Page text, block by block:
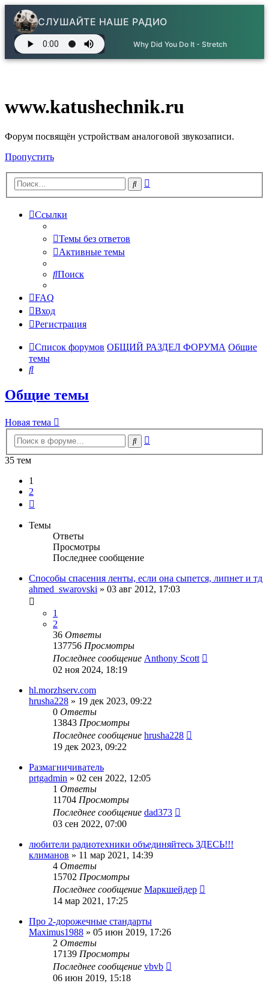
СЛУШАЙТЕ НАШЕ РАДИО
Why Did You Do It - Stretch
www.katushechnik.ru
Форум посвящён устройствам аналоговой звукозаписи.
Пропустить
Поиск
Ссылки
Темы без ответов
Активные темы
Поиск
FAQ
Вход
Регистрация
Список форумов ОБЩИЙ РАЗДЕЛ ФОРУМА Общие
темы
Поиск
Общие темы
Новая тема
Поиск
35 тем
1
2
Темы
Ответы
Просмотры
Последнее сообщение
Способы спасения ленты, если она сыпется, липнет и тд
ahmed_swarovski » 03 авг 2012, 17:03
1
2
36 Ответы
137756 Просмотры
Последнее сообщение Anthony Scott
02 ноя 2024, 18:19
hl.morzhserv.com
hrusha228 » 19 дек 2023, 09:22
0 Ответы
13843 Просмотры
Последнее сообщение hrusha228
19 дек 2023, 09:22
Размагничиватель
prtgadmin » 02 сен 2022, 12:05
1 Ответы
11704 Просмотры
Последнее сообщение dad373
03 сен 2022, 07:00
любители радиотехники объединяйтесь ЗДЕСЬ!!!
климанов » 11 мар 2021, 14:39
4 Ответы
15702 Просмотры
Последнее сообщение Маркшейдер
14 мар 2021, 17:25
Про 2-дорожечные стандарты
Maximus1988 » 05 июн 2019, 17:26
2 Ответы
17139 Просмотры
Последнее сообщение vbvb
06 июн 2019, 15:18